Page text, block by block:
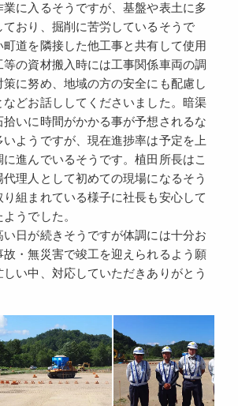
に入るそうですが、基盤や表土に多
おり、掘削に苦労しているそうで
道を隣接した他工事と共有して使用
の資材搬入時には工事関係車両の調
に努め、地域の方の安全にも配慮し
どお話ししてくださいました。暗渠
いに時間がかかる事が予想されるな
いようですが、現在進捗率は予定を上
進んでいるそうです。植田所長はこ
理人として初めての現場になるそう
組まれている様子に社長も安心して
うでした。
い日が続きそうですが体調には十分お
・無災害で竣工を迎えられるよう願
い中、対応していただきありがとう